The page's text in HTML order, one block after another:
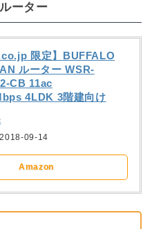
ーター
限定】BUFFALO
ルーター WSR-
CB 11ac
4LDK 3階建向け
09-14
Amazon